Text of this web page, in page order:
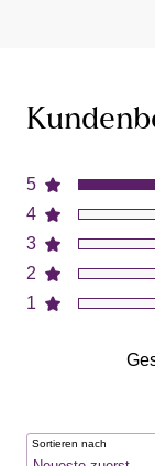
5
4
3
2
1
Sortieren nach